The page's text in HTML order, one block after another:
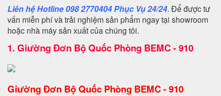
Liên hệ Hotline 098 2770404 Phục Vụ 24/24. Để được tư
vấn miễn phí và trải nghiệm sản phẩm ngay tại showroom
hoặc nhà máy sản xuất của chúng tôi.
1. Giường Đơn Bộ Quốc Phòng BEMC - 910
Giường Đơn Bộ Quốc Phòng BEMC - 910